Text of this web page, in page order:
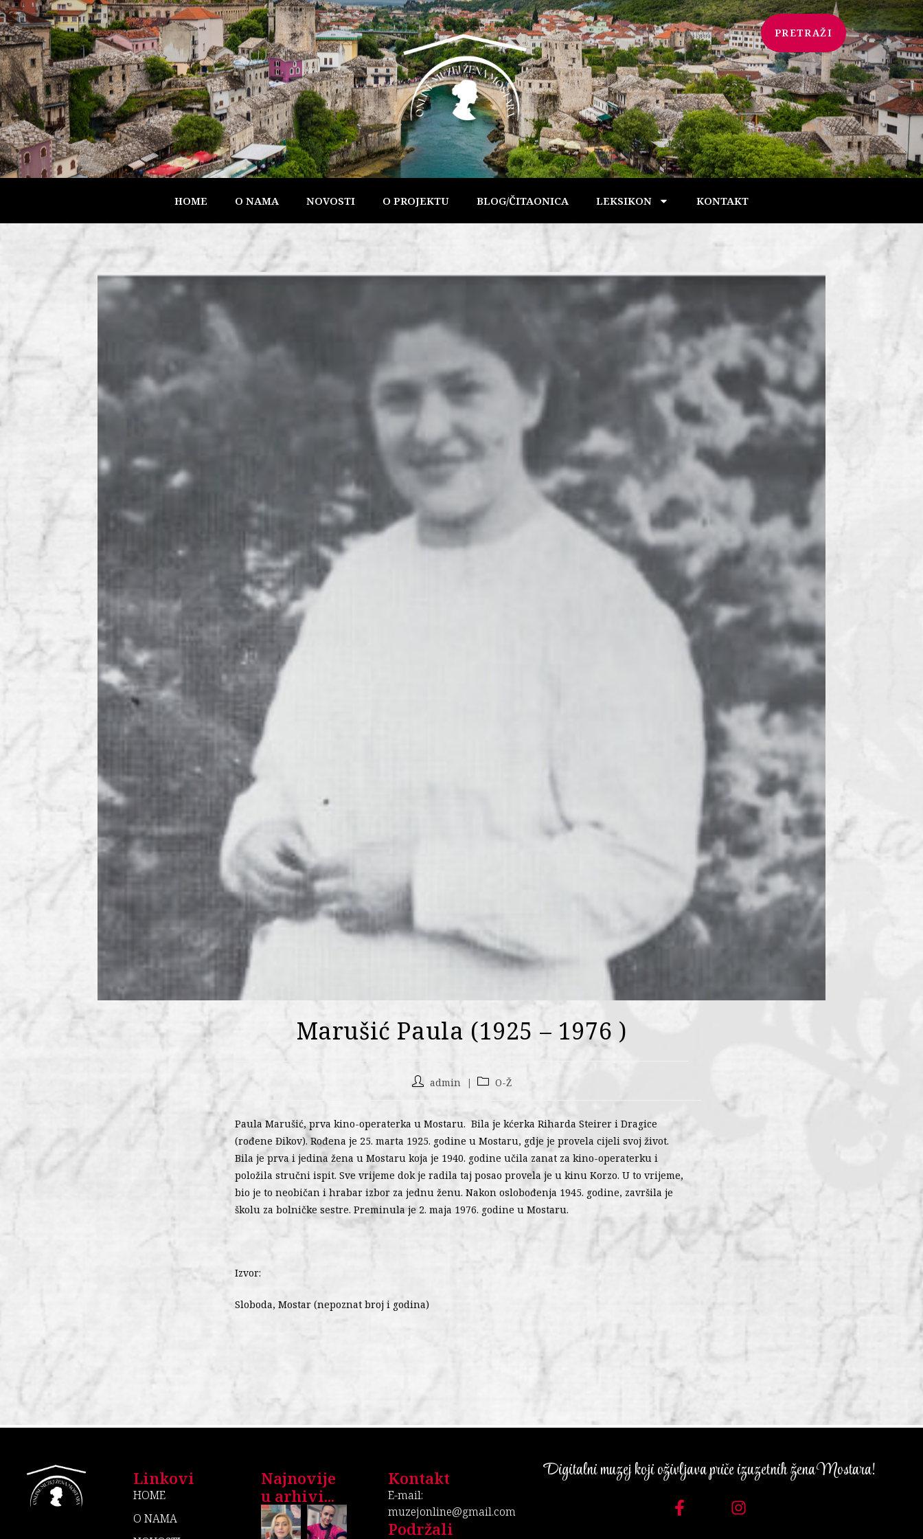
PRETRAŽI
HOME O NAMA NOVOSTI O PROJEKTU BLOG/ČITAONICA LEKSIKON KONTAKT
Marušić Paula (1925 – 1976 )
admin O-Ž
Paula Marušić, prva kino-operaterka u Mostaru. Bila je kćerka Riharda Steirer i Dragice
(rođene Đikov). Rođena je 25. marta 1925. godine u Mostaru, gdje je provela cijeli svoj život.
Bila je prva i jedina žena u Mostaru koja je 1940. godine učila zanat za kino-operaterku i
položila stručni ispit. Sve vrijeme dok je radila taj posao provela je u kinu Korzo. U to vrijeme,
bio je to neobičan i hrabar izbor za jednu ženu. Nakon oslobođenja 1945. godine, završila je
školu za bolničke sestre. Preminula je 2. maja 1976. godine u Mostaru.
Izvor:
Sloboda, Mostar (nepoznat broj i godina)
Linkovi
HOME
O NAMA
Najnovije
u arhivi...
Kontakt
E-mail:
muzejonline@gmail.com
Podržali
Digitalni muzej koji oživljava priče izuzetnih žena Mostara!